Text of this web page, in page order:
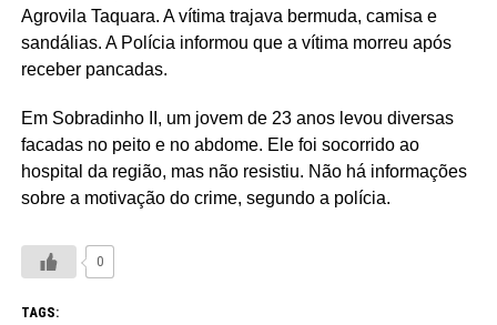
Agrovila Taquara. A vítima trajava bermuda, camisa e
sandálias. A Polícia informou que a vítima morreu após
receber pancadas.
Em Sobradinho II, um jovem de 23 anos levou diversas
facadas no peito e no abdome. Ele foi socorrido ao
hospital da região, mas não resistiu. Não há informações
sobre a motivação do crime, segundo a polícia.
0
TAGS: